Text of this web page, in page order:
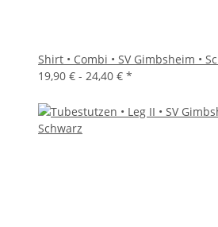
Shirt • Combi • SV Gimbsheim •
19,90 € - 24,40 € *